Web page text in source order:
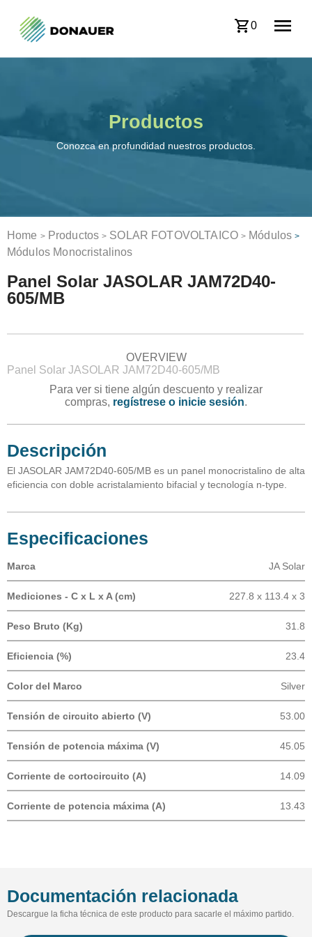
0
Productos
Conozca en profundidad nuestros productos.
Home > Productos > SOLAR FOTOVOLTAICO > Módulos >
Módulos Monocristalinos
Panel Solar JASOLAR JAM72D40-
605/MB
OVERVIEW
Panel Solar JASOLAR JAM72D40-605/MB
Para ver si tiene algún descuento y realizar
compras, regístrese o inicie sesión.
Descripción
El JASOLAR JAM72D40-605/MB es un panel monocristalino de alta
eficiencia con doble acristalamiento bifacial y tecnología n-type.
Especificaciones
Marca JA Solar
Mediciones - C x L x A (cm) 227.8 x 113.4 x 3
Peso Bruto (Kg) 31.8
Eficiencia (%) 23.4
Color del Marco Silver
Tensión de circuito abierto (V) 53.00
Tensión de potencia máxima (V) 45.05
Corriente de cortocircuito (A) 14.09
Corriente de potencia máxima (A) 13.43
Documentación relacionada
Descargue la ficha técnica de este producto para sacarle el máximo partido.